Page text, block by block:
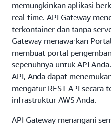
memungkinkan aplikasi
real time. API Gateway
terkontainer dan tanpa
Gateway menawarkan
membuat portal
sepenuhnya untuk API
API, Anda dapat
mengatur REST API secara
infrastruktur AWS Anda.
API Gateway menangani